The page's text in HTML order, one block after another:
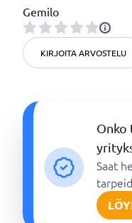
Gemilo
KIRJOITA ARVOSTELU
Onko
Saat